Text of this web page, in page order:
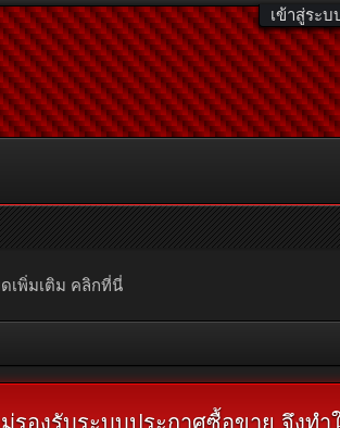
เข้าสู่ระ
ดเพิ่มเติม คลิกที่นี่
องรับระบบประกาศซื้อขาย จึงทำ